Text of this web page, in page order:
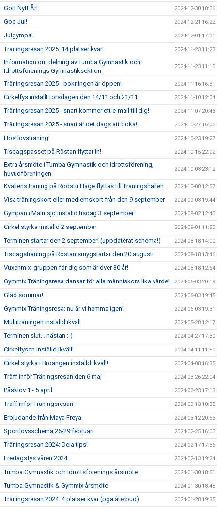
Gott Nytt År! 2024-12-30 18:36
God Jul! 2024-12-21 16:22
Julgympa! 2024-12-01 17:31
Träningsresan 2025: 14 platser kvar! 2024-11-23 11:23
Information om delning av Tumba Gymnastik och
Idrottsförenings Gymnastiksektion
2024-11-23 11:10
Träningsresan 2025 - bokningen är öppen! 2024-11-16 16:31
Cirkelfys inställt torsdagen den 14/11 och 21/11 2024-11-10 12:04
Träningsresan 2025 - snart kommer ett e-mail till dig! 2024-11-07 20:43
Träningsresan 2025 - snart är det dags att boka! 2024-10-27 16:05
Höstlovsträning! 2024-10-23 19:27
Tisdagspasset på Röstan flyttar in! 2024-10-15 22:02
Extra årsmöte i Tumba Gymnastik och Idrottsförening,
huvudföreningen
2024-10-08 23:12
Kvällens träning på Rödstu Hage flyttas till Träningshallen 2024-10-08 12:57
Visa träningskort eller medlemskort från den 9 september 2024-09-08 19:44
Gympan i Malmsjö inställd tisdag 3 september 2024-09-02 12:43
Cirkel styrka inställd 2 september 2024-09-01 11:50
Terminen startar den 2 september! (uppdaterat schema!) 2024-08-18 14:00
Tisdagsträning på Röstan smygstartar den 20 augusti 2024-08-18 13:46
Vuxenmix, gruppen för dig som är över 30 år! 2024-08-18 12:54
Gymmix Träningsresa dansar för alla människors lika värde! 2024-06-03 20:19
Glad sommar! 2024-06-03 19:45
Gymmix Träningsresa: nu är vi hemma igen! 2024-06-03 19:31
Multiträningen inställd ikväll 2024-05-28 12:17
Terminen slut... nästan :-) 2024-04-27 17:30
Cirkelfysen inställd ikväll! 2024-04-11 11:50
Cirkel styrka i Broängen inställd ikväll! 2024-04-08 16:35
Träff inför Träningsresan den 6 maj 2024-03-26 22:04
Påsklov 1 - 5 april 2024-03-23 17:13
Träff inför Träningsresan 2024-03-13 10:30
Erbjudande från Maya Freya 2024-03-12 20:53
Sportlovsschema 26-29 februari 2024-02-25 16:03
Träningsresan 2024: Dela tips! 2024-02-17 17:36
Fredagsfys våren 2024 2024-02-13 19:24
Tumba Gymnastik och Idrottsförenings årsmöte 2024-01-30 18:51
Tumba Gymnastik & Gymmix årsmöte 2024-01-30 18:48
Träningsresan 2024: 4 platser kvar (pga återbud) 2024-01-28 19:35